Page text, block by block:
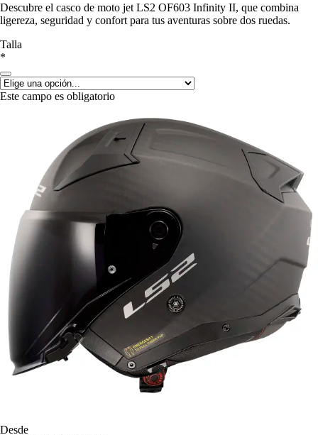
Descubre el casco de moto jet LS2 OF603 Infinity II, que combina
ligereza, seguridad y confort para tus aventuras sobre dos ruedas.
Talla
*
Este campo es obligatorio
Desde